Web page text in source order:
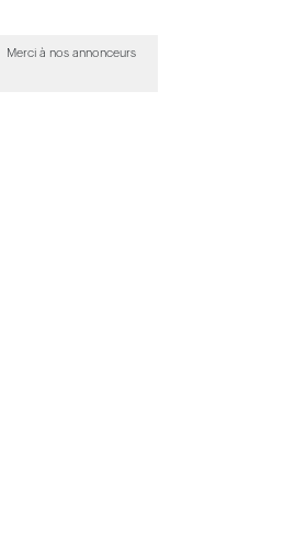
Merci à nos annonceurs